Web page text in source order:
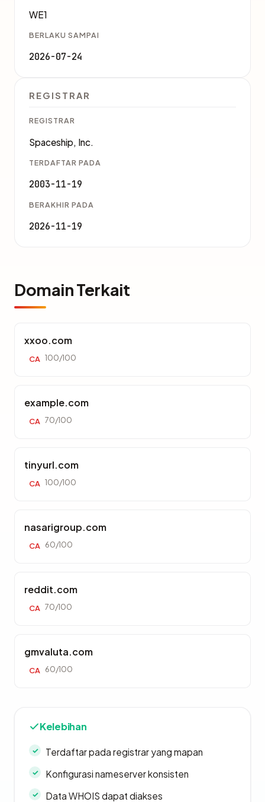
WE1
BERLAKU SAMPAI
2026-07-24
REGISTRAR
REGISTRAR
Spaceship, Inc.
TERDAFTAR PADA
2003-11-19
BERAKHIR PADA
2026-11-19
Domain Terkait
xxoo.com
CA 100/100
example.com
CA 70/100
tinyurl.com
CA 100/100
nasarigroup.com
CA 60/100
reddit.com
CA 70/100
gmvaluta.com
CA 60/100
Kelebihan
Terdaftar pada registrar yang mapan
Konfigurasi nameserver konsisten
Data WHOIS dapat diakses